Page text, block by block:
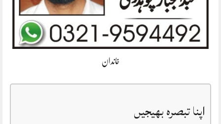
خاندان
اپنا تبصرہ بھیجیں